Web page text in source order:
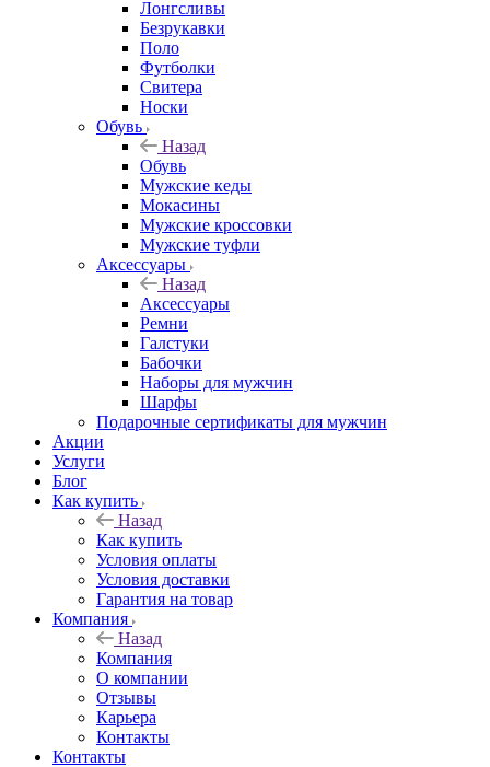
Лонгсливы
Безрукавки
Поло
Футболки
Свитера
Носки
Обувь
Назад
Обувь
Мужские кеды
Мокасины
Мужские кроссовки
Мужские туфли
Аксессуары
Назад
Аксессуары
Ремни
Галстуки
Бабочки
Наборы для мужчин
Шарфы
Подарочные сертификаты для мужчин
Акции
Услуги
Блог
Как купить
Назад
Как купить
Условия оплаты
Условия доставки
Гарантия на товар
Компания
Назад
Компания
О компании
Отзывы
Карьера
Контакты
Контакты